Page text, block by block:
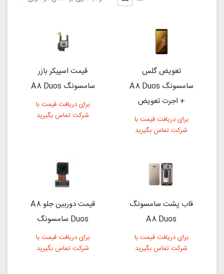
تعویض گلس
سامسونگ A8 Duos
+ اجرت تعویض
برای دریافت قیمت با
شرکت تماس بگیرید
قیمت اسپیکر بازر
سامسونگ A8 Duos
برای دریافت قیمت با
شرکت تماس بگیرید
قاب پشت سامسونگ
A8 Duos
برای دریافت قیمت با
شرکت تماس بگیرید
قیمت دوربین جلو A8
Duos سامسونگ
برای دریافت قیمت با
شرکت تماس بگیرید